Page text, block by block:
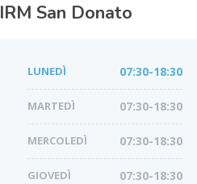
IRM San Donato
LUNEDÌ 07:30-18:30
MARTEDÌ 07:30-18:30
MERCOLEDÌ 07:30-18:30
GIOVEDÌ 07:30-18:30